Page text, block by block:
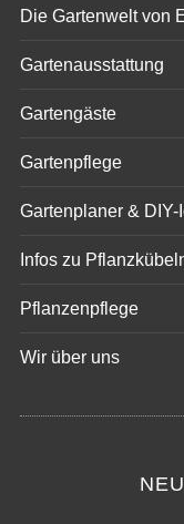
Die Gartenwelt von
Gartenausstattung
Gartengäste
Gartenpflege
Gartenplaner & DIY-
Infos zu
Pflanzenpflege
Wir über uns